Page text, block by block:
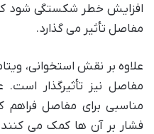
افزایش خطر شکستگی شود
مفاصل تأثیر می گذارد.
مفاصل نیز تأثیرگذار
مناسبی برای مفاصل